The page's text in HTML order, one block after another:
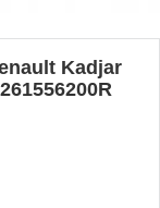
Kadjar